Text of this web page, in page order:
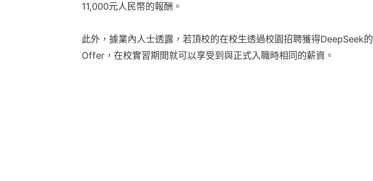
11,000元人民幣的報酬。
此外，據業內人士透露，若頂校的在校生透過校園招聘獲得DeepSeek的
Offer，在校實習期間就可以享受到與正式入職時相同的薪資。